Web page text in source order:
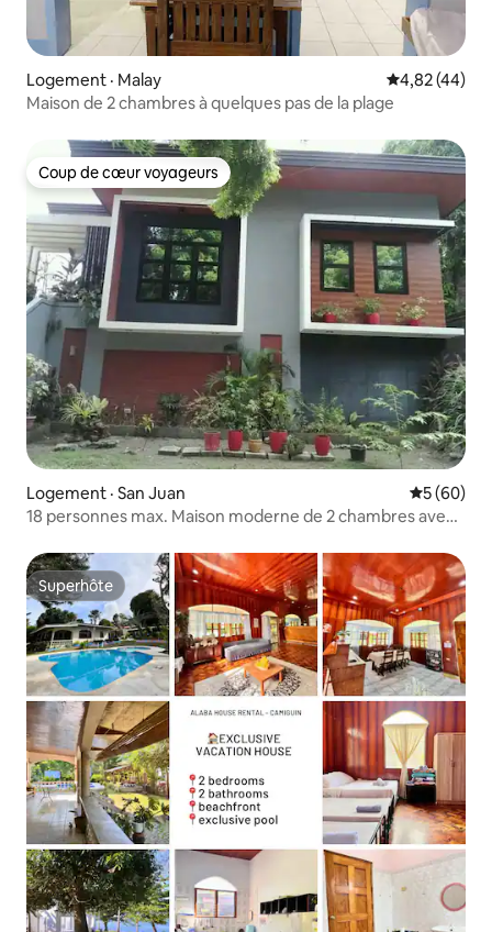
Logement · Malay Note
4,82 (44)
Maison de 2 chambres à quelques pas de la plage
Coup de cœur voyageurs
Coup de cœur voyageurs
Logement · San Juan Note
5 (60)
18 personnes max. Maison moderne de 2 chambres avec
Superhôte
Superhôte